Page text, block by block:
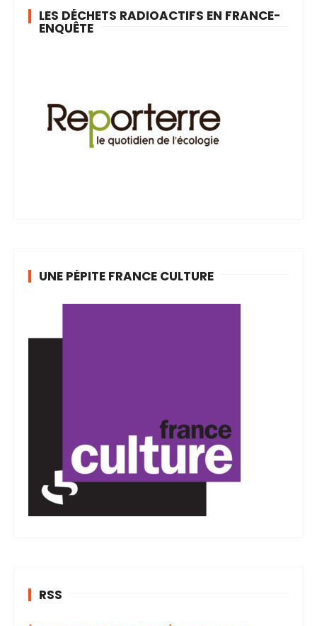
LES DÉCHETS RADIOACTIFS EN FRANCE-
ENQUÊTE
UNE PÉPITE FRANCE CULTURE
RSS